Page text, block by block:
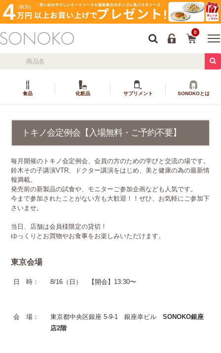
0
食品 化粧品 サプリメント SONOKOとは
トキノ会定例会【入場無料・ご予約不要】
毎月開催のトキノ会定例会、会員の方のための学びと交流の場です。
鈴木その子講演VTR、ドクター講演をはじめ、美と健康の為の最新情
報満載。
発売前の新製品の試食や、モニターご参加企画なども人気です。
今まで参加されたことがない方も大歓迎！！ぜひ、お気軽にご参加下
さいませ。
当日、店舗は会員様限定の貸切！
ゆっくりとお買物やお食事をお楽しみいただけます。
東京会場
日 時： 8/16（日） 【開会】13:30〜
会 場： 東京都中央区銀座 5-9-1 銀座幸ビルSONOKO銀座
店2階